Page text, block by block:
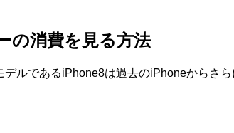
の消費を見る方法
ルであるiPhone8は過去のiPhoneからさ